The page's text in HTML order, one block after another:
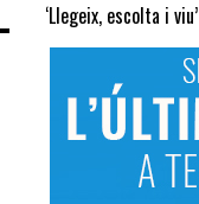
‘Llegeix, escolta i viu’